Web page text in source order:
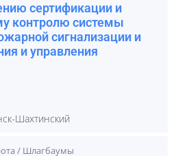
сертификации и
контролю системы
сигнализации и
и управления
Шахтинский
/ Шлагбаумы